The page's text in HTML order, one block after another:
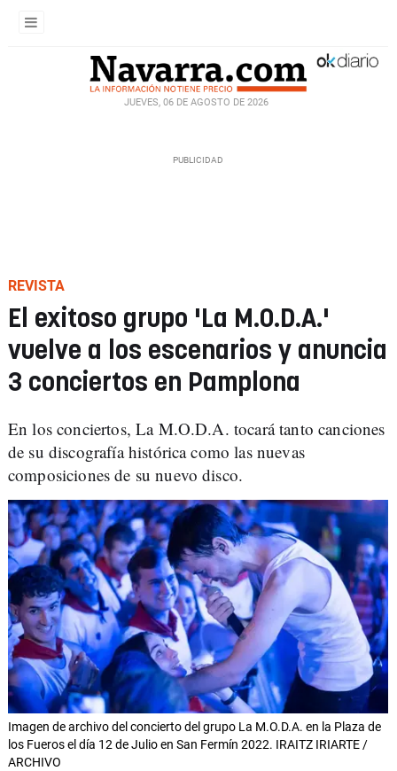
JUEVES, 06 DE AGOSTO DE 2026
REVISTA
El exitoso grupo 'La M.O.D.A.'
vuelve a los escenarios y anuncia
3 conciertos en Pamplona
En los conciertos, La M.O.D.A. tocará tanto canciones
de su discografía histórica como las nuevas
composiciones de su nuevo disco.
Imagen de archivo del concierto del grupo La M.O.D.A. en la Plaza de
los Fueros el día 12 de Julio en San Fermín 2022. IRAITZ IRIARTE /
ARCHIVO